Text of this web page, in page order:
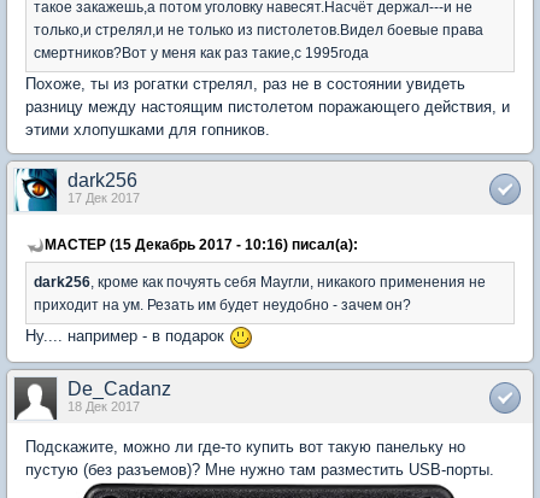
такое закажешь,а потом уголовку навесят.Насчёт держал---и не
только,и стрелял,и не только из пистолетов.Видел боевые права
смертников?Вот у меня как раз такие,с 1995года
Похоже, ты из рогатки стрелял, раз не в состоянии увидеть
разницу между настоящим пистолетом поражающего действия, и
этими хлопушками для гопников.
dark256
17 Дек 2017
MACTEP (15 Декабрь 2017 - 10:16) писал(а):
dark256 , кроме как почуять себя Маугли, никакого применения не
приходит на ум. Резать им будет неудобно - зачем он?
Ну.... например - в подарок
De_Cadanz
18 Дек 2017
Подскажите, можно ли где-то купить вот такую панельку но
пустую (без разъемов)? Мне нужно там разместить USB-порты.